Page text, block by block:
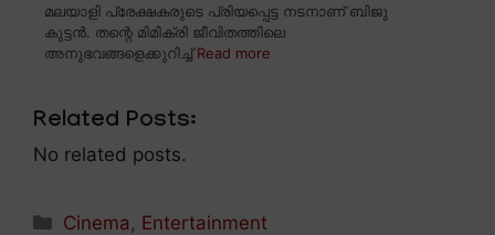
മലയാളി പ്രേക്ഷകരുടെ പ്രിയപ്പെട്ട നടനാണ് ബിജു
കുട്ടൻ. തന്റെ മിമിക്രി ജീവിതത്തിലെ
അനുഭവങ്ങളെക്കുറിച്ച്Read more
Related Posts:
No related posts.
Categories
Cinema , Entertainment